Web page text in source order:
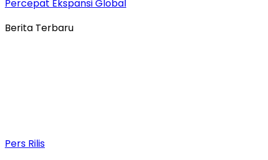
Percepat Ekspansi Global
Berita Terbaru
Pers Rilis